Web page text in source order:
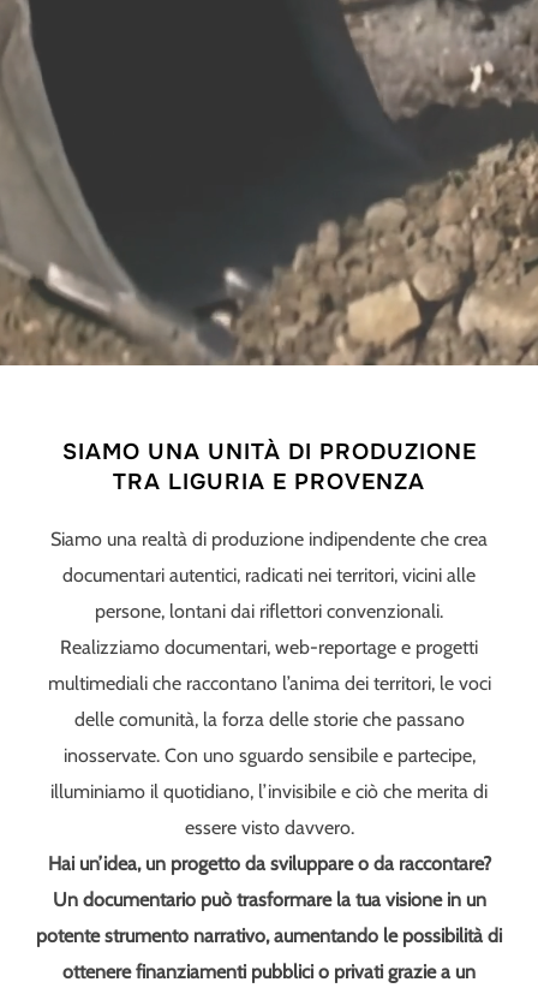
SIAMO UNA UNITÀ DI PRODUZIONE
TRA LIGURIA E PROVENZA
Siamo una realtà di produzione indipendente che crea
documentari autentici, radicati nei territori, vicini alle
persone, lontani dai riflettori convenzionali.
Realizziamo documentari, web-reportage e progetti
multimediali che raccontano l’anima dei territori, le voci
delle comunità, la forza delle storie che passano
inosservate. Con uno sguardo sensibile e partecipe,
illuminiamo il quotidiano, l’invisibile e ciò che merita di
essere visto davvero.
Hai un’idea, un progetto da sviluppare o da raccontare?
Un documentario può trasformare la tua visione in un
potente strumento narrativo, aumentando le possibilità di
ottenere finanziamenti pubblici o privati grazie a un